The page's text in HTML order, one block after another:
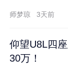
师梦琼 3天前
仰望U8L四
30万！